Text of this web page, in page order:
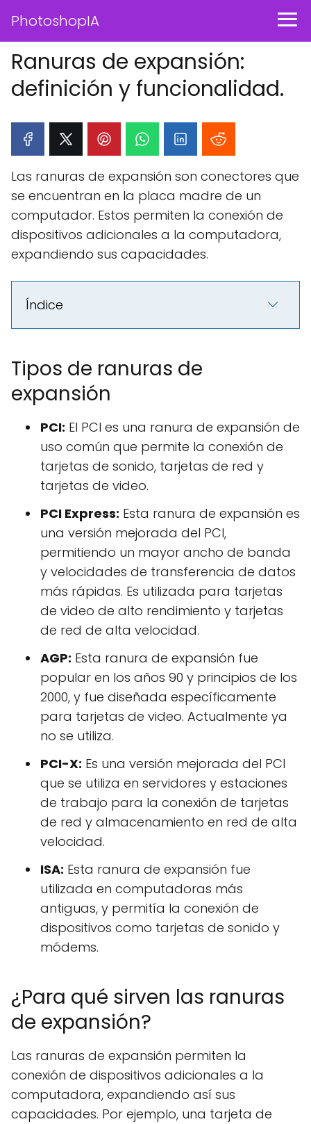
PhotoshopIA
Ranuras de expansión:
definición y funcionalidad.
Las ranuras de expansión son conectores que
se encuentran en la placa madre de un
computador. Estos permiten la conexión de
dispositivos adicionales a la computadora,
expandiendo sus capacidades.
Índice
Tipos de ranuras de
expansión
PCI: El PCI es una ranura de expansión de
uso común que permite la conexión de
tarjetas de sonido, tarjetas de red y
tarjetas de video.
PCI Express: Esta ranura de expansión es
una versión mejorada del PCI,
permitiendo un mayor ancho de banda
y velocidades de transferencia de datos
más rápidas. Es utilizada para tarjetas
de video de alto rendimiento y tarjetas
de red de alta velocidad.
AGP: Esta ranura de expansión fue
popular en los años 90 y principios de los
2000, y fue diseñada específicamente
para tarjetas de video. Actualmente ya
no se utiliza.
PCI-X: Es una versión mejorada del PCI
que se utiliza en servidores y estaciones
de trabajo para la conexión de tarjetas
de red y almacenamiento en red de alta
velocidad.
ISA: Esta ranura de expansión fue
utilizada en computadoras más
antiguas, y permitía la conexión de
dispositivos como tarjetas de sonido y
módems.
¿Para qué sirven las ranuras
de expansión?
Las ranuras de expansión permiten la
conexión de dispositivos adicionales a la
computadora, expandiendo así sus
capacidades. Por ejemplo, una tarjeta de